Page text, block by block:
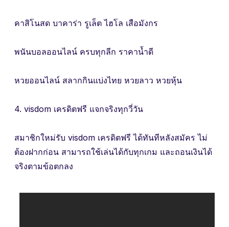
คาสิโนสด บาคาร่า รูเล็ต ไฮโล เสือมังกร
พนันบอลออนไลน์ ครบทุกลีก ราคาน้ำดี
หวยออนไลน์ สลากกินแบ่งไทย หวยลาว หวยหุ้น
4. visdom เครดิตฟรี แจกจริงทุกวี่วัน
สมาชิกใหม่รับ visdom เครดิตฟรี ได้ทันทีหลังสมัคร ไม่
ต้องฝากก่อน สามารถใช้เล่นได้กับทุกเกม และถอนเงินได้
จริงตามข้อตกลง